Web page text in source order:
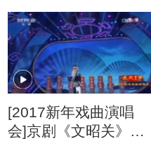
[2017新年戏曲演唱
会]京剧《文昭关》选